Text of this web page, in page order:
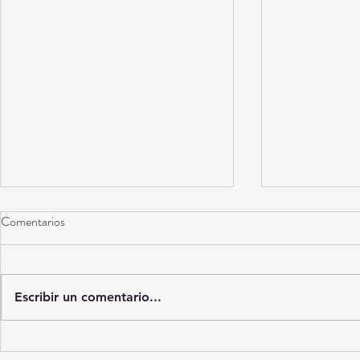
Torreón a 10 años
Comentarios
Escribir un comentario...